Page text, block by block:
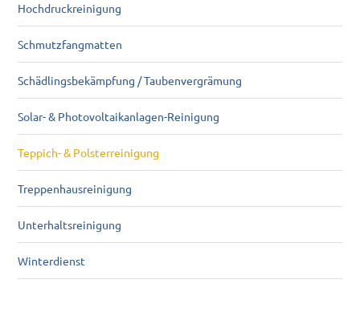
Hochdruckreinigung
Schmutzfangmatten
Schädlingsbekämpfung / Taubenvergrämung
Solar- & Photovoltaikanlagen-Reinigung
Teppich- & Polsterreinigung
Treppenhausreinigung
Unterhaltsreinigung
Winterdienst